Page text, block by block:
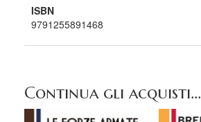
ISBN
9791255891468
Continua gli acquisti...